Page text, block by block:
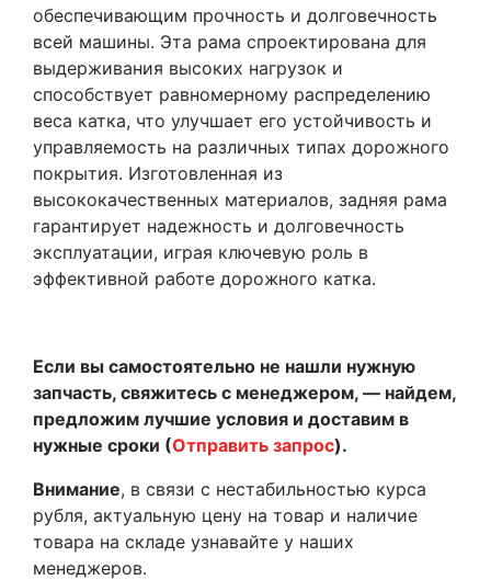
обеспечивающим прочность и долговечность
всей машины. Эта рама спроектирована для
выдерживания высоких нагрузок и
способствует равномерному распределению
веса катка, что улучшает его устойчивость и
управляемость на различных типах дорожного
покрытия. Изготовленная из
высококачественных материалов, задняя рама
гарантирует надежность и долговечность
эксплуатации, играя ключевую роль в
эффективной работе дорожного катка.
Если вы самостоятельно не нашли нужную
запчасть, свяжитесь с менеджером, — найдем,
предложим лучшие условия и доставим в
нужные сроки (Отправить запрос).
Внимание, в связи с нестабильностью курса
рубля, актуальную цену на товар и наличие
товара на складе узнавайте у наших
менеджеров.